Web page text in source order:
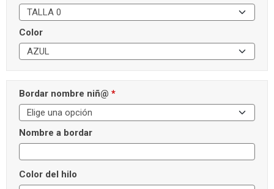
Color
Bordar nombre niñ@ *
Nombre a bordar
Color del hilo